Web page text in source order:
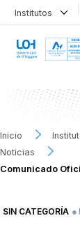
Institutos
Inicio
Noticias
Comunicado
SIN CATEGORÍA ●